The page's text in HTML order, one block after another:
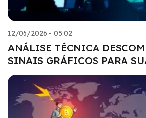
12/06/2026 - 05:02
ANÁLISE TÉCNICA
SINAIS GRÁFICOS PARA